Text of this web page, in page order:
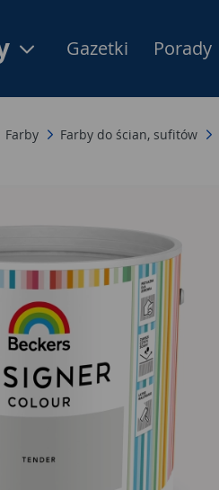
Gazetki Porady
Farby Farby do ścian, sufitów